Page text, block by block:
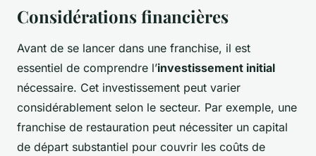
Considérations financières
Avant de se lancer dans une franchise, il est
essentiel de comprendre l’investissement initial
nécessaire. Cet investissement peut varier
considérablement selon le secteur. Par exemple, une
franchise de restauration peut nécessiter un capital
de départ substantiel pour couvrir les coûts de